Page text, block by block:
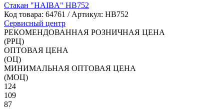
Стакан "HAIBA" HB752
Код товара: 64761 / Артикул: HB752
Сервисный центр
РЕКОМЕНДОВАННАЯ РОЗНИЧНАЯ ЦЕНА
(РРЦ)
ОПТОВАЯ ЦЕНА
(ОЦ)
МИНИМАЛЬНАЯ ОПТОВАЯ ЦЕНА
(МОЦ)
124
109
87